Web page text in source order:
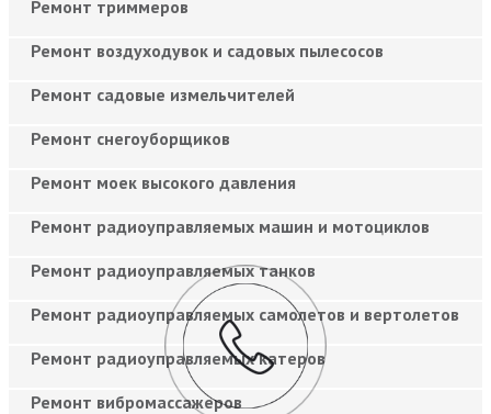
Ремонт триммеров
Ремонт воздуходувок и садовых пылесосов
Ремонт садовые измельчителей
Ремонт снегоуборщиков
Ремонт моек высокого давления
Ремонт радиоуправляемых машин и мотоциклов
Ремонт радиоуправляемых танков
Ремонт радиоуправляемых самолетов и вертолетов
Ремонт радиоуправляемых катеров
Ремонт вибромассажеров